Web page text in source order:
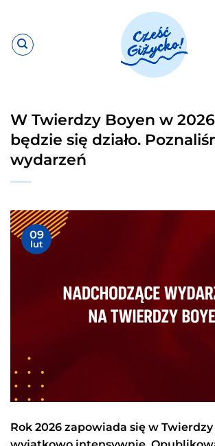
zawartości
W Twierdzy Boyen w
będzie się działo.
wydarzeń
09
lut
Rok 2026 zapowiada się w Twierdzy